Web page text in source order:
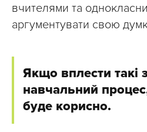
вчителями та
аргументувати свою
Якщо вплести такі
навчальний
буде корисно.